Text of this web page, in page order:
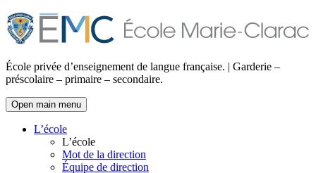
École privée d’enseignement de langue française. | Garderie –
préscolaire – primaire – secondaire.
Open main menu
L’école
L’école
Mot de la direction
Équipe de direction